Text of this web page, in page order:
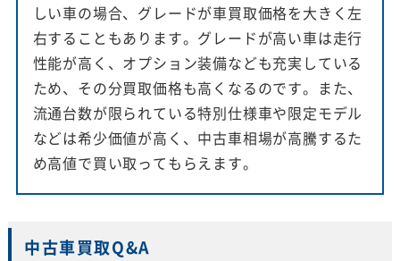
しい車の場合、グレードが車買取価格を大きく左
右することもあります。グレードが高い車は走行
性能が高く、オプション装備なども充実している
ため、その分買取価格も高くなるのです。また、
流通台数が限られている特別仕様車や限定モデル
などは希少価値が高く、中古車相場が高騰するた
め高値で買い取ってもらえます。
中古車買取Q&A